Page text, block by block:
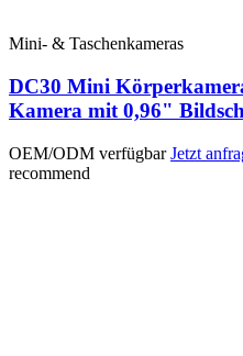
Mini- & Taschenkameras
DC30 Mini
Kamera mit 0,96"
OEM/ODM verfügbar Jetzt
recommend